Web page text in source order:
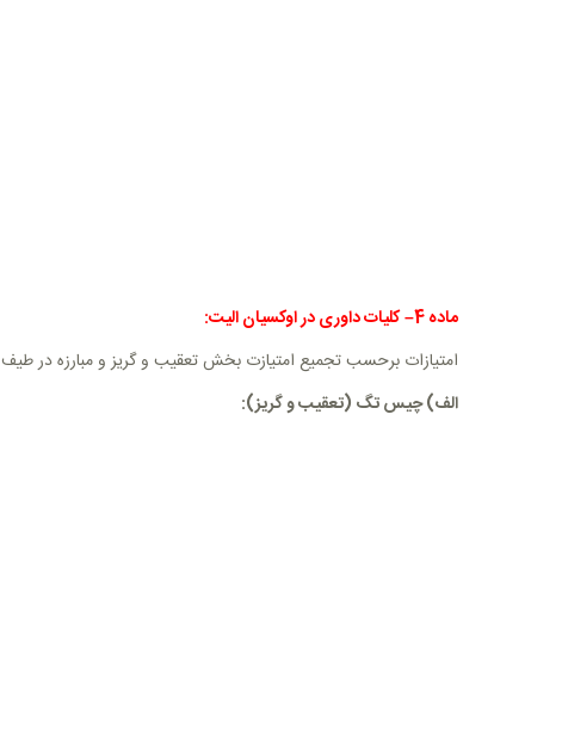
ماده4
–کلیات داوری در اوکسیان الیت:
امتيازات برحسب تجمیع امتیازت بخش تعقیب و گریز و مبارزه در طیف 7 تا 10 (10،9،8،7) براساس معیارهای ذیل احتساب می شود:
الف) چیس تگ (تعقیب و گریز):